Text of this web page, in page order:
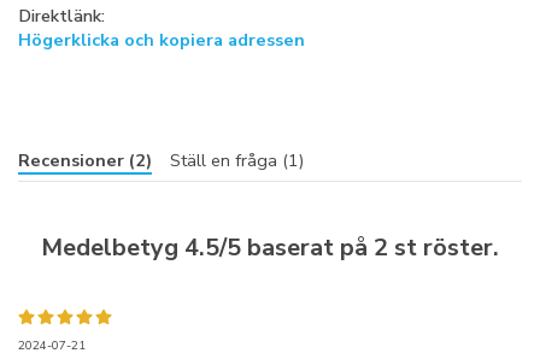
Direktlänk:
Högerklicka och kopiera adressen
Recensioner (2) Ställ en fråga (1)
Medelbetyg 4.5/5 baserat på 2 st röster.
2024-07-21